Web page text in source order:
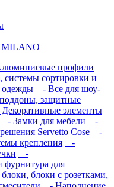
профили
системы сортировки и
- Все для шоу-
защитные
элементы
- Замки для мебели
-
Servetto Cose
-
крепления
-
-
для
блоки с розетками,